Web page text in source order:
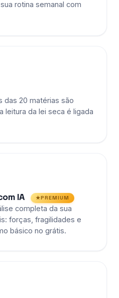
rotina semanal com
das 20 matérias são
leitura da lei seca é ligada
IA PREMIUM
completa da sua
forças, fragilidades e
básico no grátis.